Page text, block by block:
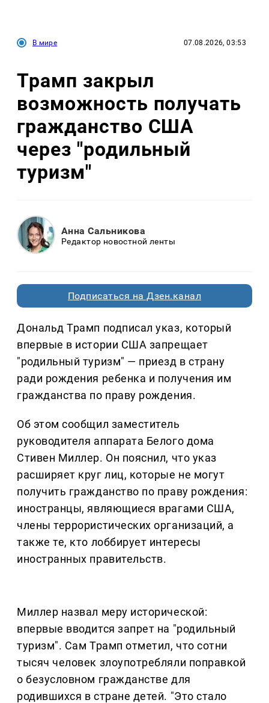
В мире 07.08.2026, 03:53
Трамп закрыл
возможность получать
гражданство США
через "родильный
туризм"
Анна Сальникова
Редактор новостной ленты
Подписаться на Дзен.канал
Дональд Трамп подписал указ, который
впервые в истории США запрещает
"родильный туризм" — приезд в страну
ради рождения ребенка и получения им
гражданства по праву рождения.
Об этом сообщил заместитель
руководителя аппарата Белого дома
Стивен Миллер. Он пояснил, что указ
расширяет круг лиц, которые не могут
получить гражданство по праву рождения:
иностранцы, являющиеся врагами США,
члены террористических организаций, а
также те, кто лоббирует интересы
иностранных правительств.
Миллер назвал меру исторической:
впервые вводится запрет на "родильный
туризм". Сам Трамп отметил, что сотни
тысяч человек злоупотребляли поправкой
о безусловном гражданстве для
родившихся в стране детей. "Это стало